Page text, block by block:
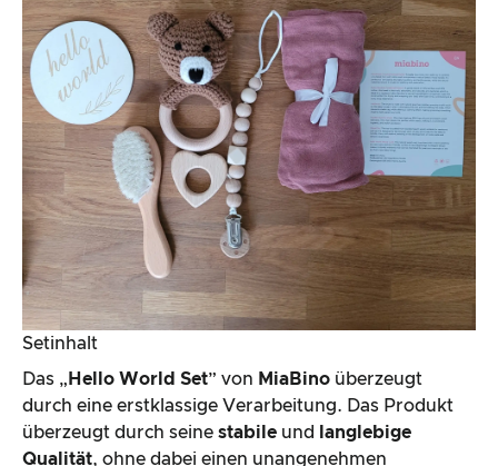
Setinhalt
Das „ Hello World Set” von MiaBino überzeugt
durch eine erstklassige Verarbeitung. Das Produkt
überzeugt durch seine stabile und
langlebige
Qualität, ohne dabei einen unangenehmen